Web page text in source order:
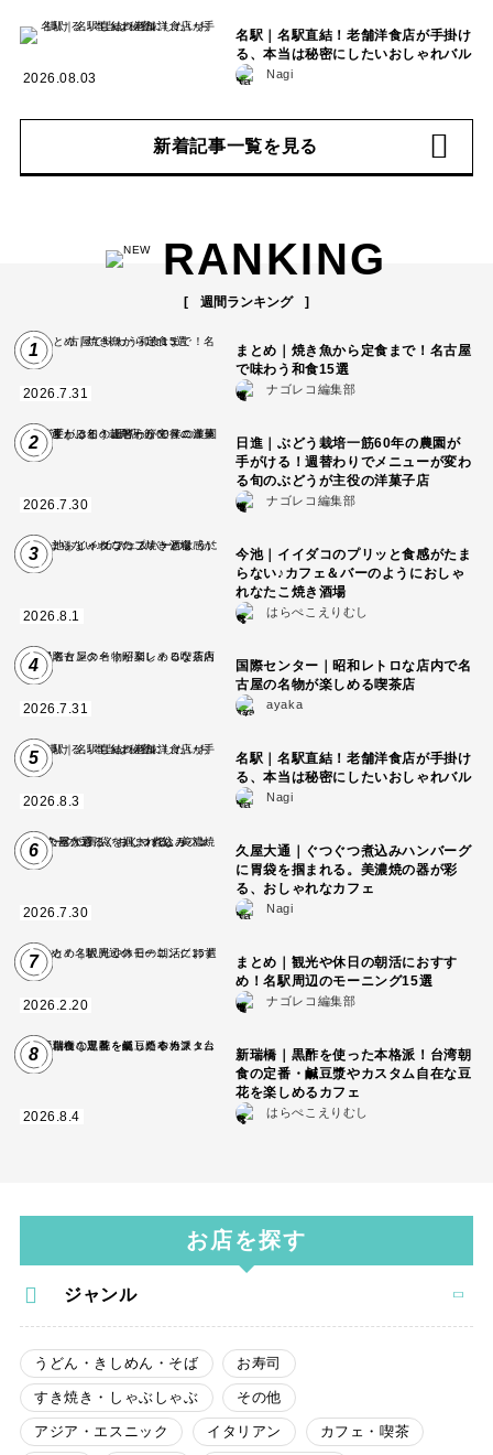
2026.08.03
名駅｜名駅直結！老舗洋食店が手掛け
る、本当は秘密にしたいおしゃれバル
Nagi
新着記事一覧を見る
RANKING
週間ランキング
1
2026.7.31
まとめ｜焼き魚から定食まで！名古屋
で味わう和食15選
ナゴレコ編集部
2
2026.7.30
日進｜ぶどう栽培一筋60年の農園が
手がける！週替わりでメニューが変わ
る旬のぶどうが主役の洋菓子店
ナゴレコ編集部
3
2026.8.1
今池｜イイダコのプリッと食感がたま
らない♪カフェ＆バーのようにおしゃ
れなたこ焼き酒場
はらぺこえりむし
4
2026.7.31
国際センター｜昭和レトロな店内で名
古屋の名物が楽しめる喫茶店
ayaka
5
2026.8.3
名駅｜名駅直結！老舗洋食店が手掛け
る、本当は秘密にしたいおしゃれバル
Nagi
6
2026.7.30
久屋大通｜ぐつぐつ煮込みハンバーグ
に胃袋を掴まれる。美濃焼の器が彩
る、おしゃれなカフェ
Nagi
7
2026.2.20
まとめ｜観光や休日の朝活におすす
め！名駅周辺のモーニング15選
ナゴレコ編集部
8
2026.8.4
新瑞橋｜黒酢を使った本格派！台湾朝
食の定番・鹹豆漿やカスタム自在な豆
花を楽しめるカフェ
はらぺこえりむし
お店を探す
ジャンル
うどん・きしめん・そば お寿司
すき焼き・しゃぶしゃぶ その他
アジア・エスニック イタリアン カフェ・喫茶